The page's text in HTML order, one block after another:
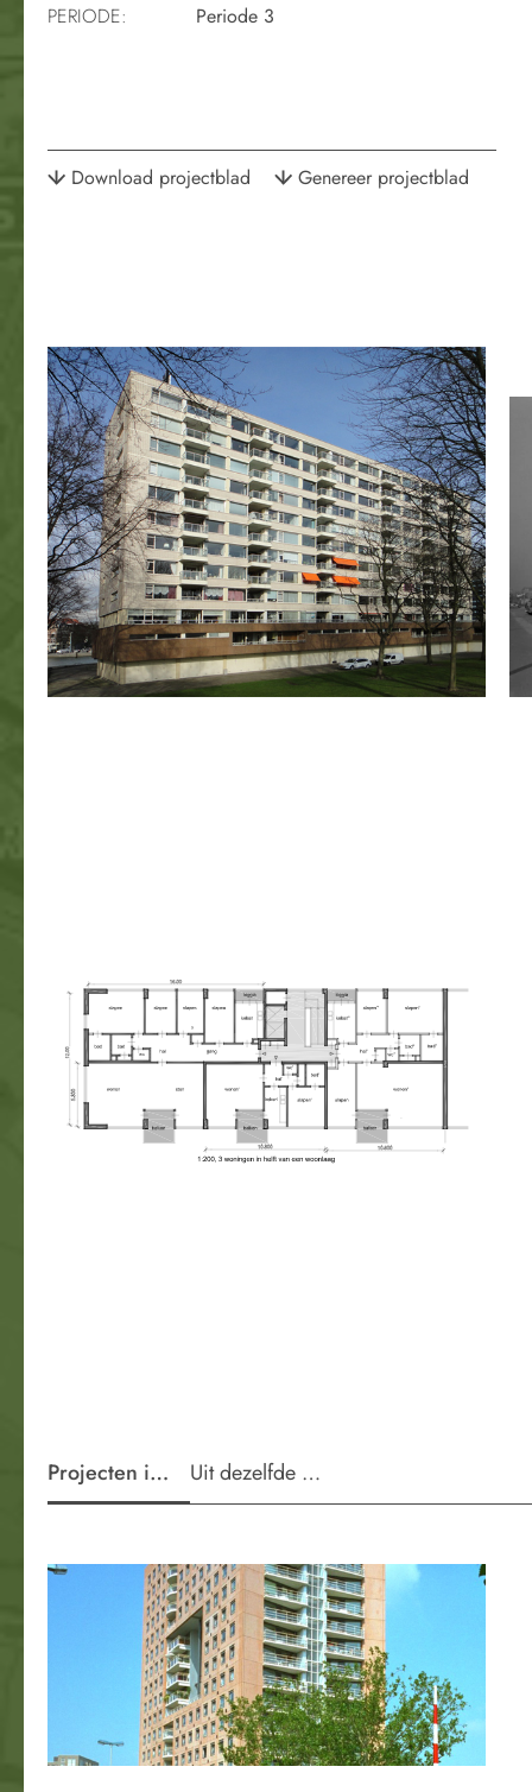
PERIODE:
Periode 3
Download projectblad Genereer projectblad
Projecten in de wijkUit dezelfde periode